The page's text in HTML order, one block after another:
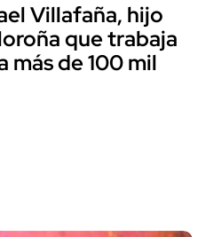
Villafaña, hijo
que trabaja
más de 100 mil